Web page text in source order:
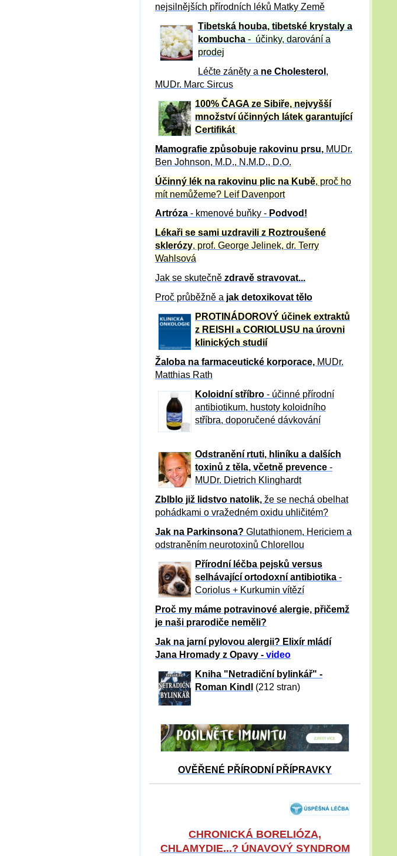
nejsilnějších přírodních léků Matky Země
Tibetská houba, tibetské krystaly a
kombucha - účinky, darování a
prodej
Léčte záněty a ne Cholesterol ,
MUDr. Marc Sircus
100% ČAGA ze Sibiře, nejvyšší
množství účinných látek garantující
Certifikát
Mamografie způsobuje rakovinu prsu, MUDr.
Ben Johnson, M.D., N.M.D., D.O.
Účinný lék na rakovinu plic na Kubě, proč ho
mít nemůžeme? Leif Davenport
Artróza - kmenové buňky - Podvod!
Lékaři se sami uzdravili z Roztroušené
sklerózy, prof. George Jelinek, dr. Terry
Wahlsová
Jak se skutečně zdravě stravovat...
Proč průběžně a jak detoxikovat tělo
PROTINÁDOROVÝ účinek extraktů
z REISHI a CORIOLUSU na úrovni
klinických studií
Žaloba na farmaceutické korporace, MUDr.
Matthias Rath
Koloidní stříbro- účinné přírodní
antibiotikum, hustoty koloidního
stříbra, doporučené dávkování
Odstranění rtuti, hliníku a dalších
toxinů z těla, včetně prevence -
MUDr. Dietrich Klinghardt
Zblblo již lidstvo natolik, že se nechá obelhat
pohádkami o vražedném oxidu uhličitém?
Jak na Parkinsona? Glutathionem, Hericiem a
odstraněním neurotoxinů Chlorellou
Přírodní léčba pejsků versus
selhávající ortodoxní antibiotika -
Coriolus + Kurkumin vítězí
Proč my máme potravinové alergie, přičemž
je naši prarodiče neměli?
Jak na jarní pylovou alergii? Elixír mládí
Jana Hromady z Opavy - video
Kniha "Netradiční bylinkář" -
Roman Kindl
(212 stran)
OVĚŘENÉ PŘÍRODNÍ PŘÍPRAVKY
CHRONICKÁ BORELIÓZA,
CHLAMYDIE...? ÚNAVOVÝ SYNDROM